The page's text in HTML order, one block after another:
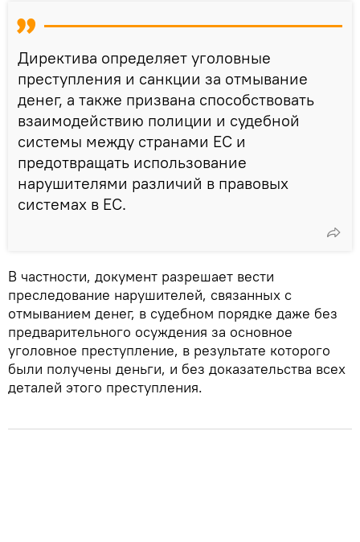
Директива определяет уголовные
преступления и санкции за отмывание
денег, а также призвана способствовать
взаимодействию полиции и судебной
системы между странами ЕС и
предотвращать использование
нарушителями различий в правовых
системах в ЕС.
В частности, документ разрешает вести
преследование нарушителей, связанных с
отмыванием денег, в судебном порядке даже без
предварительного осуждения за основное
уголовное преступление, в результате которого
были получены деньги, и без доказательства всех
деталей этого преступления.